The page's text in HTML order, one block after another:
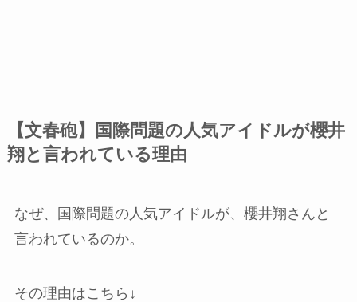
【文春砲】国際問題の人気アイドルが櫻井
翔と言われている理由
なぜ、国際問題の人気アイドルが、櫻井翔さんと
言われているのか。
その理由はこちら↓